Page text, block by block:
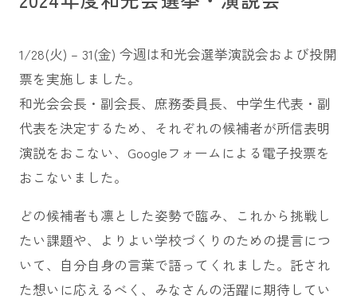
1/28(火) – 31(金) 今週は和光会選挙演説会および投開
票を実施しました。
和光会会長・副会長、庶務委員長、中学生代表・副
代表を決定するため、それぞれの候補者が所信表明
演説をおこない、Googleフォームによる電子投票を
おこないました。
どの候補者も凛とした姿勢で臨み、これから挑戦し
たい課題や、よりよい学校づくりのための提言につ
いて、自分自身の言葉で語ってくれました。託され
た想いに応えるべく、みなさんの活躍に期待してい